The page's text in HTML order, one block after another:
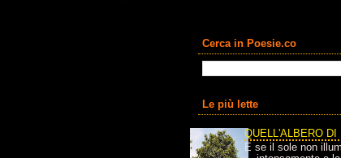
Cerca in Poesie.co
Le più lette
QUELL'ALBERO DI
E se il sole non